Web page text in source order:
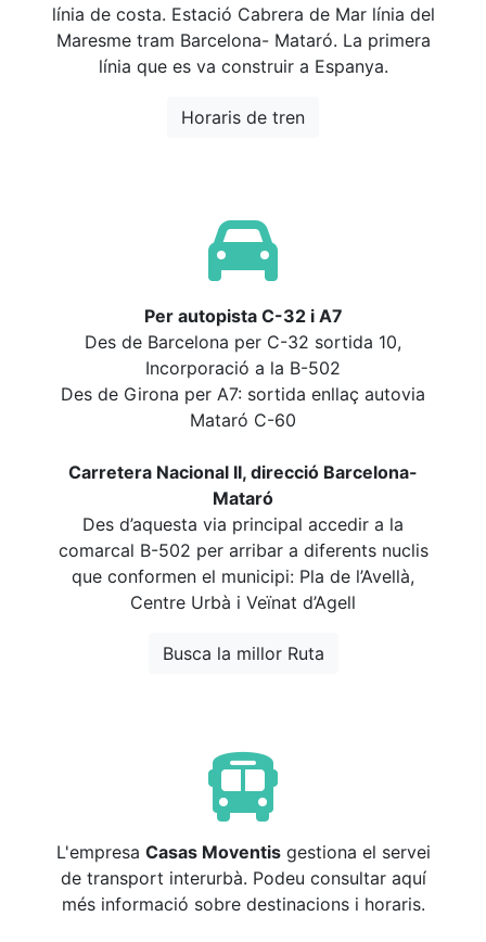
línia de costa. Estació Cabrera de Mar línia del
Maresme tram Barcelona- Mataró. La primera
línia que es va construir a Espanya.
Horaris de tren
Per autopista C-32 i A7
Des de Barcelona per C-32 sortida 10,
Incorporació a la B-502
Des de Girona per A7: sortida enllaç autovia
Mataró C-60
Carretera Nacional II, direcció Barcelona-
Mataró
Des d’aquesta via principal accedir a la
comarcal B-502 per arribar a diferents nuclis
que conformen el municipi: Pla de l’Avellà,
Centre Urbà i Veïnat d’Agell
Busca la millor Ruta
L'empresa Casas Moventisgestiona el servei
de transport interurbà. Podeu consultar aquí
més informació sobre destinacions i horaris.